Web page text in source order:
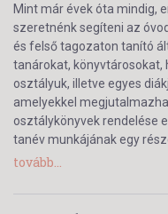
Mint már évek óta mindig,
szeretnénk segíteni az
és felső tagozaton tanító
tanárokat, könyvtárosokat,
osztályuk, illetve egyes
amelyekkel
osztálykönyvek rendelése
tanév munkájának egy
tovább...